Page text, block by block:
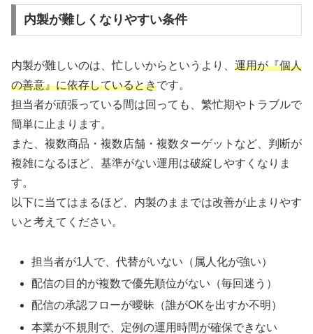
内製が難しくなりやすい条件
内製が難しいのは、忙しいからというより、 運用が『個人
の善意』に依存しているときです。
担当者が頑張っている間は回っても、繁忙期やトラブルで
簡単に止まります。
また、複数商品・複数店舗・複数ターゲットなど、判断が
複雑になるほど、基準がない運用は破綻しやすくなりま
す。
以下に当てはまるほど、内製のままでは改善が止まりやす
いと考えてください。
担当者が1人で、代替がいない（属人化が強い）
配信の目的が複数で優先順位がない（毎回迷う）
配信の承認フローが曖昧（誰がOKを出すか不明）
本業が不規則で、定例の運用時間が確保できない